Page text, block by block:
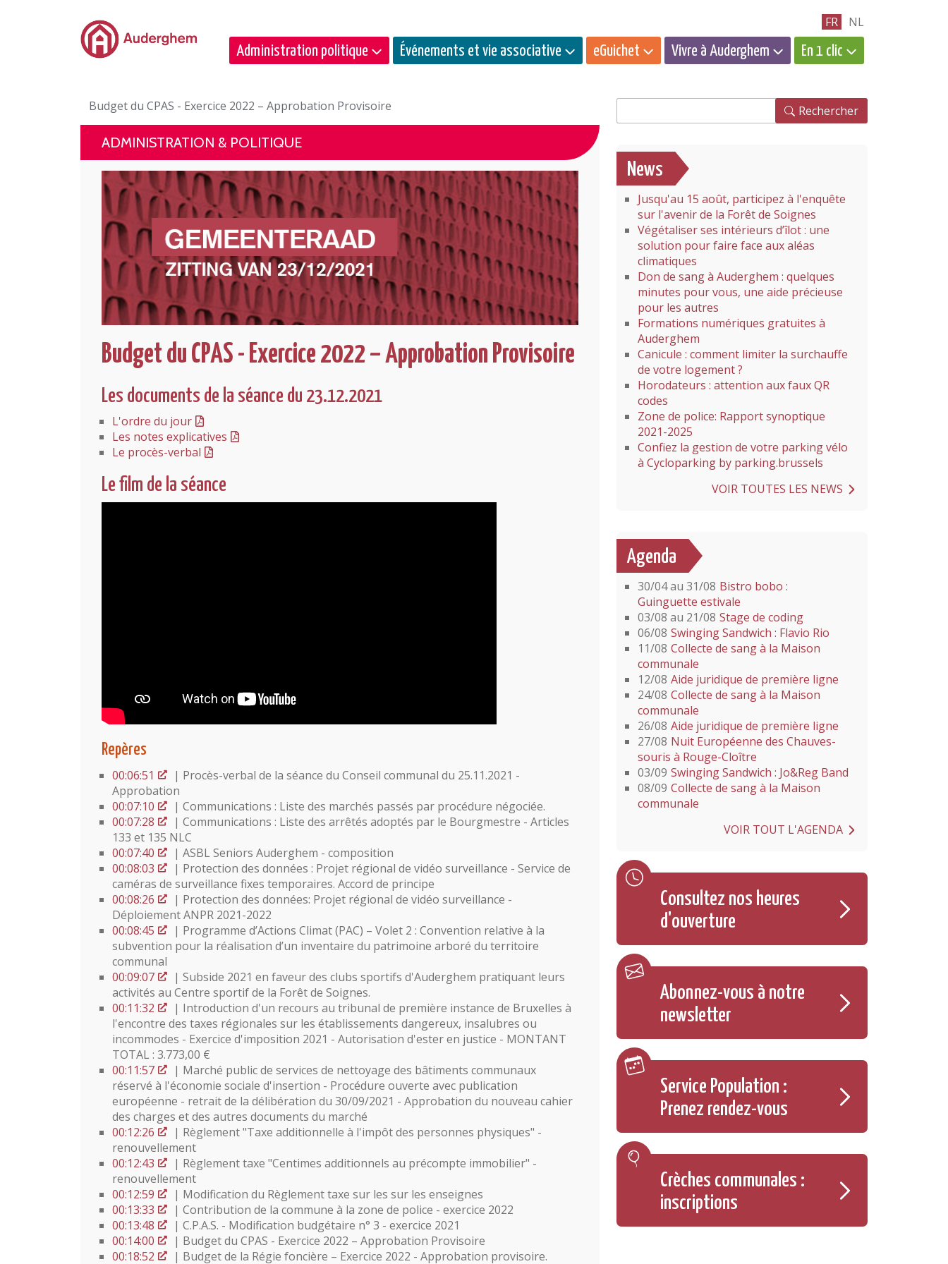
Passer au contenu principal FR NL
Administration politique Événements et vie associative eGuichet Vivre à Auderghem En 1 clic
Budget du CPAS - Exercice 2022 – Approbation Provisoire
ADMINISTRATION & POLITIQUE
Budget du CPAS - Exercice 2022 – Approbation Provisoire
Les documents de la séance du 23.12.2021
L'ordre du jour
Les notes explicatives
Le procès-verbal
Le film de la séance
Repères
00:06:51
| Procès-verbal de la séance du Conseil communal du 25.11.2021 -
Approbation
00:07:10
| Communications : Liste des marchés passés par procédure négociée.
00:07:28
| Communications : Liste des arrêtés adoptés par le Bourgmestre - Articles
133 et 135 NLC
00:07:40
| ASBL Seniors Auderghem - composition
00:08:03
| Protection des données : Projet régional de vidéo surveillance - Service de
caméras de surveillance fixes temporaires. Accord de principe
00:08:26
| Protection des données: Projet régional de vidéo surveillance -
Déploiement ANPR 2021-2022
00:08:45
| Programme d’Actions Climat (PAC) – Volet 2 : Convention relative à la
subvention pour la réalisation d’un inventaire du patrimoine arboré du territoire
communal
00:09:07
| Subside 2021 en faveur des clubs sportifs d'Auderghem pratiquant leurs
activités au Centre sportif de la Forêt de Soignes.
00:11:32
| Introduction d'un recours au tribunal de première instance de Bruxelles à
l'encontre des taxes régionales sur les établissements dangereux, insalubres ou
incommodes - Exercice d'imposition 2021 - Autorisation d'ester en justice - MONTANT
TOTAL : 3.773,00 €
00:11:57
| Marché public de services de nettoyage des bâtiments communaux
réservé à l'économie sociale d'insertion - Procédure ouverte avec publication
européenne - retrait de la délibération du 30/09/2021 - Approbation du nouveau cahier
des charges et des autres documents du marché
00:12:26
| Règlement "Taxe additionnelle à l'impôt des personnes physiques" -
renouvellement
00:12:43
| Règlement taxe "Centimes additionnels au précompte immobilier" -
renouvellement
00:12:59
| Modification du Règlement taxe sur les sur les enseignes
00:13:33
| Contribution de la commune à la zone de police - exercice 2022
00:13:48
| C.P.A.S. - Modification budgétaire n° 3 - exercice 2021
00:14:00
| Budget du CPAS - Exercice 2022 – Approbation Provisoire
00:18:52
| Budget de la Régie foncière – Exercice 2022 - Approbation provisoire.
Rechercher
News
Jusqu'au 15 août, participez à l'enquête
sur l'avenir de la Forêt de Soignes
Végétaliser ses intérieurs d’îlot : une
solution pour faire face aux aléas
climatiques
Don de sang à Auderghem : quelques
minutes pour vous, une aide précieuse
pour les autres
Formations numériques gratuites à
Auderghem
Canicule : comment limiter la surchauffe
de votre logement ?
Horodateurs : attention aux faux QR
codes
Zone de police: Rapport synoptique
2021-2025
Confiez la gestion de votre parking vélo
à Cycloparking by parking.brussels
VOIR TOUTES LES NEWS
Agenda
30/04 au 31/08 Bistro bobo :
Guinguette estivale
03/08 au 21/08 Stage de coding
06/08 Swinging Sandwich : Flavio Rio
11/08 Collecte de sang à la Maison
communale
12/08 Aide juridique de première ligne
24/08 Collecte de sang à la Maison
communale
26/08 Aide juridique de première ligne
27/08 Nuit Européenne des Chauves-
souris à Rouge-Cloître
03/09 Swinging Sandwich : Jo&Reg Band
08/09 Collecte de sang à la Maison
communale
VOIR TOUT L'AGENDA
Consultez nos heures
d'ouverture
Abonnez-vous à notre
newsletter
Service Population :
Prenez rendez-vous
Crèches communales :
inscriptions